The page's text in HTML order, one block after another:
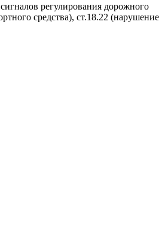
регулирования дорожного
средства), ст.18.22 (нарушение